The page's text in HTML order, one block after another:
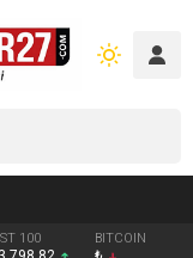
100 BITCOIN